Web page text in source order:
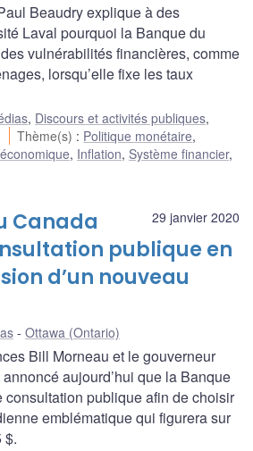
Beaudry explique à des
Laval pourquoi la Banque du
vulnérabilités financières, comme
lorsqu’elle fixe les taux
, Discours et activités publiques,
Thème(s) : Politique monétaire,
, Inflation, Système financier,
29 janvier 2020
Canada
publique en
d’un nouveau
Ottawa (Ontario)
Bill Morneau et le gouverneur
aujourd’hui que la Banque
publique afin de choisir
emblématique qui figurera sur
$.